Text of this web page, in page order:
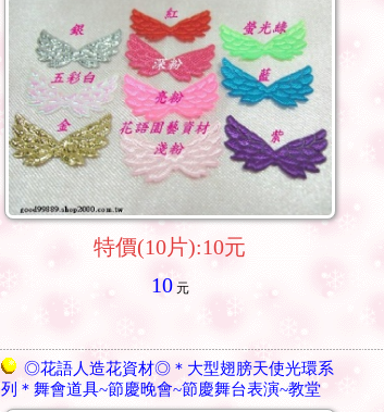
特價(10片):10元
10元
◎花語人造花資材◎＊大型翅膀天使光環系
列＊舞會道具~節慶晚會~節慶舞台表演~教堂